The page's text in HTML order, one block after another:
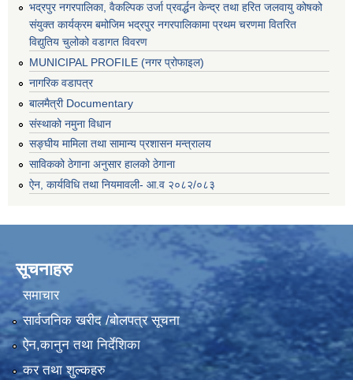
भद्रपुर नगरपालिका, वैकल्पिक उर्जा प्रवर्द्धन केन्द्र तथा हरित जलवायु कोषको
संयुक्त कार्यक्रम बमोजिम भद्रपुर नगरपालिकामा प्रथम चरणमा वितरित
विद्युतिय चुलोको वडागत विवरण
MUNICIPAL PROFILE (नगर प्रोफाइल)
नागरिक वडापत्र
बालमैत्री Documentary
संस्थाको नमुना विधान
सङ्घीय मामिला तथा सामान्य प्रशासन मन्त्रालय
साविकको ठेगाना अनुसार हालको ठेगाना
ऐन, कार्यविधि तथा नियमावली- आ.व २०८२/०८३
सूचनाहरु
समाचार
सार्वजनिक खरीद /बोलपत्र सूचना
ऐन,कानुन तथा निर्देशिका
कर तथा शुल्कहरु